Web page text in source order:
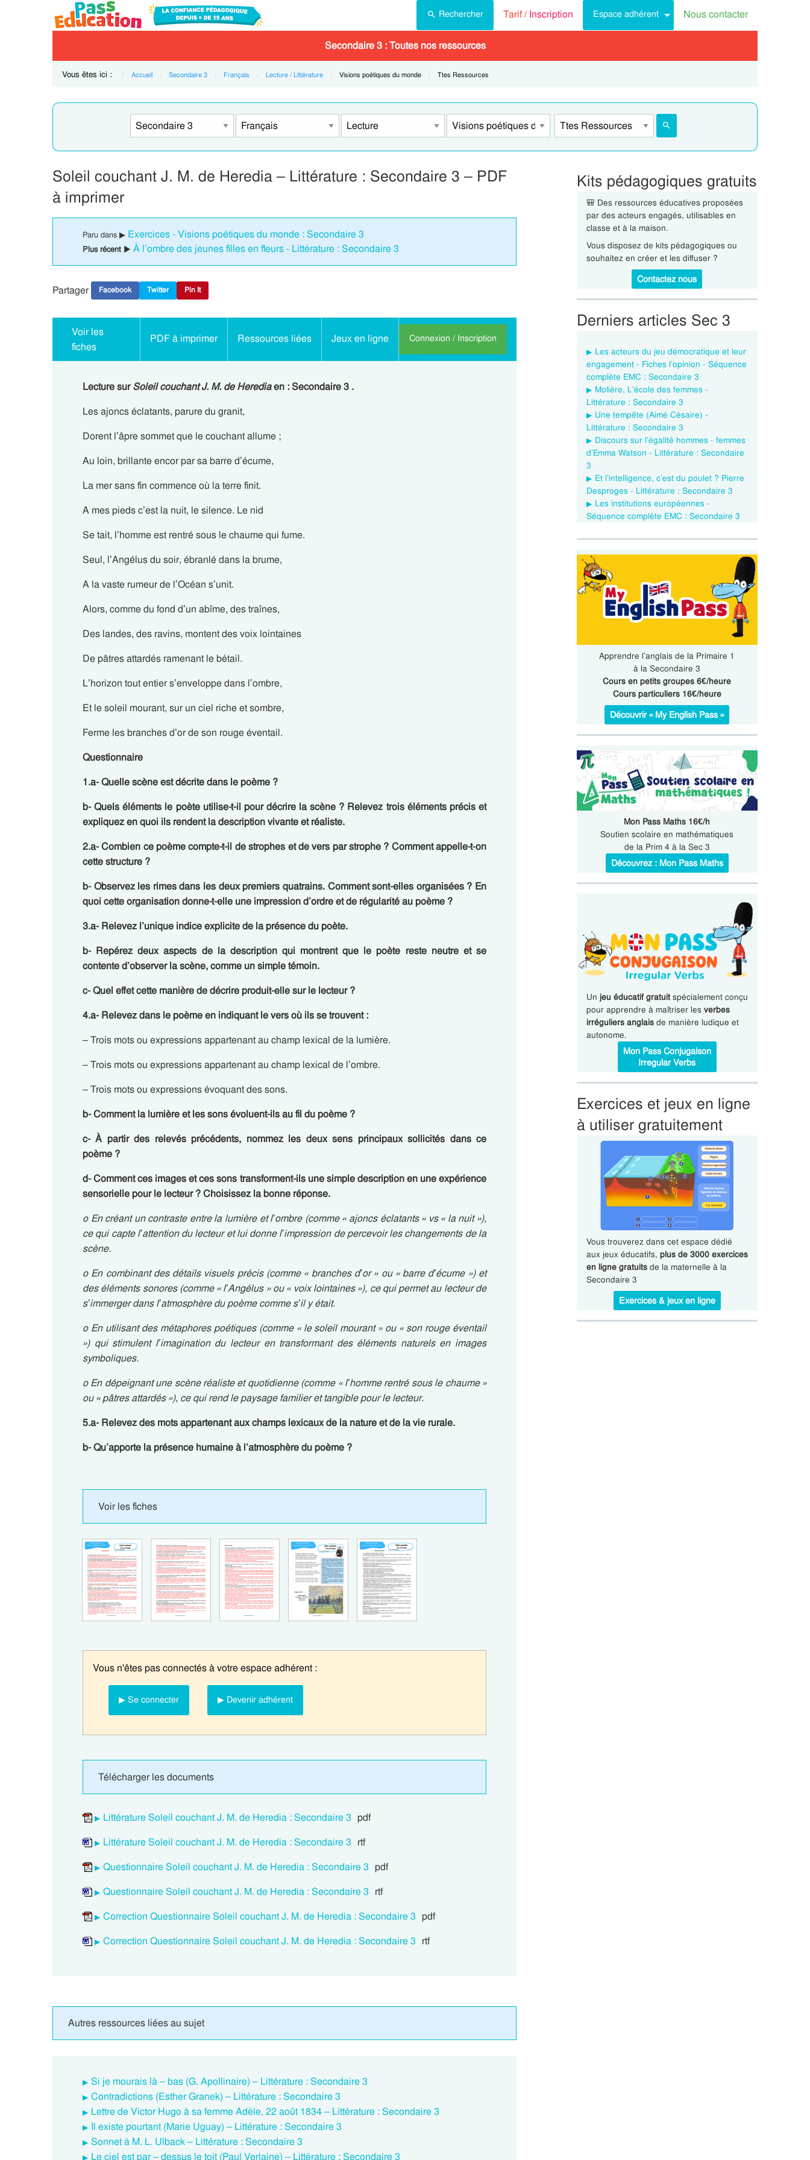
Rechercher Tarif /Inscription Espace adhérent Nous contacter
Secondaire 3 : Toutes nos ressources
Vous êtes ici : Accueil Secondaire 3 Français Lecture / Littérature Current:
Visions poétiques du monde Current:
Ttes Ressources
Soleil couchant J. M. de Heredia – Littérature : Secondaire 3 – PDF
à imprimer
Paru dans ▶ Exercices - Visions poétiques du monde : Secondaire 3
Plus récent ▶ À l’ombre des jeunes filles en fleurs - Littérature : Secondaire 3
Partager Facebook Twitter Pin It
Voir les
fiches
PDF à imprimer Ressources liées Jeux en ligne Connexion / Inscription
Lecture surSoleil couchant J. M. de Herediaen : Secondaire 3 .
Les ajoncs éclatants, parure du granit,
Dorent l’âpre sommet que le couchant allume ;
Au loin, brillante encor par sa barre d’écume,
La mer sans fin commence où la terre finit.
A mes pieds c’est la nuit, le silence. Le nid
Se tait, l’homme est rentré sous le chaume qui fume.
Seul, l’Angélus du soir, ébranlé dans la brume,
A la vaste rumeur de l’Océan s’unit.
Alors, comme du fond d’un abîme, des traînes,
Des landes, des ravins, montent des voix lointaines
De pâtres attardés ramenant le bétail.
L’horizon tout entier s’enveloppe dans l’ombre,
Et le soleil mourant, sur un ciel riche et sombre,
Ferme les branches d’or de son rouge éventail.
Questionnaire
1.a- Quelle scène est décrite dans le poème ?
b- Quels éléments le poète utilise-t-il pour décrire la scène ? Relevez trois éléments précis et
expliquez en quoi ils rendent la description vivante et réaliste.
2.a- Combien ce poème compte-t-il de strophes et de vers par strophe ? Comment appelle-t-on
cette structure ?
b- Observez les rimes dans les deux premiers quatrains. Comment sont-elles organisées ? En
quoi cette organisation donne-t-elle une impression d’ordre et de régularité au poème ?
3.a- Relevez l’unique indice explicite de la présence du poète.
b- Repérez deux aspects de la description qui montrent que le poète reste neutre et se
contente d’observer la scène, comme un simple témoin.
c- Quel effet cette manière de décrire produit-elle sur le lecteur ?
4.a- Relevez dans le poème en indiquant le vers où ils se trouvent :
– Trois mots ou expressions appartenant au champ lexical de la lumière.
– Trois mots ou expressions appartenant au champ lexical de l’ombre.
– Trois mots ou expressions évoquant des sons.
b- Comment la lumière et les sons évoluent-ils au fil du poème ?
c- À partir des relevés précédents, nommez les deux sens principaux sollicités dans ce
poème ?
d- Comment ces images et ces sons transforment-ils une simple description en une expérience
sensorielle pour le lecteur ? Choisissez la bonne réponse.
o En créant un contraste entre la lumière et l’ombre (comme « ajoncs éclatants » vs « la nuit »),
ce qui capte l’attention du lecteur et lui donne l’impression de percevoir les changements de la
scène.
o En combinant des détails visuels précis (comme « branches d’or » ou « barre d’écume ») et
des éléments sonores (comme « l’Angélus » ou « voix lointaines »), ce qui permet au lecteur de
s’immerger dans l’atmosphère du poème comme s’il y était.
o En utilisant des métaphores poétiques (comme « le soleil mourant » ou « son rouge éventail
») qui stimulent l’imagination du lecteur en transformant des éléments naturels en images
symboliques.
o En dépeignant une scène réaliste et quotidienne (comme « l’homme rentré sous le chaume »
ou « pâtres attardés »), ce qui rend le paysage familier et tangible pour le lecteur.
5.a- Relevez des mots appartenant aux champs lexicaux de la nature et de la vie rurale.
b- Qu’apporte la présence humaine à l’atmosphère du poème ?
Voir les fiches
Vous n'êtes pas connectés à votre espace adhérent :
▶ Se connecter ▶ Devenir adhérent
Télécharger les documents
Littérature Soleil couchant J. M. de Heredia : Secondaire 3 pdf
Littérature Soleil couchant J. M. de Heredia : Secondaire 3 rtf
Questionnaire Soleil couchant J. M. de Heredia : Secondaire 3 pdf
Questionnaire Soleil couchant J. M. de Heredia : Secondaire 3 rtf
Correction Questionnaire Soleil couchant J. M. de Heredia : Secondaire 3 pdf
Correction Questionnaire Soleil couchant J. M. de Heredia : Secondaire 3 rtf
Autres ressources liées au sujet
Si je mourais là – bas (G. Apollinaire) – Littérature : Secondaire 3
Contradictions (Esther Granek) – Littérature : Secondaire 3
Lettre de Victor Hugo à sa femme Adèle, 22 août 1834 – Littérature : Secondaire 3
Il existe pourtant (Marie Uguay) – Littérature : Secondaire 3
Sonnet à M. L. Ulback – Littérature : Secondaire 3
Le ciel est par – dessus le toit (Paul Verlaine) – Littérature : Secondaire 3
Kits pédagogiques gratuits
🎒 Des ressources éducatives proposées
par des acteurs engagés, utilisables en
classe et à la maison.
Vous disposez de kits pédagogiques ou
souhaitez en créer et les diffuser ?
Contactez nous
Derniers articles Sec 3
Les acteurs du jeu démocratique et leur
engagement - Fiches l’opinion - Séquence
complète EMC : Secondaire 3
Molière, L’école des femmes -
Littérature : Secondaire 3
Une tempête (Aimé Césaire) -
Littérature : Secondaire 3
Discours sur l’égalité hommes - femmes
d’Emma Watson - Littérature : Secondaire
3
Et l’intelligence, c’est du poulet ? Pierre
Desproges - Littérature : Secondaire 3
Les institutions européennes -
Séquence complète EMC : Secondaire 3
Apprendre l’anglais de la Primaire 1
à la Secondaire 3
Cours en petits groupes 6€/heure
Cours particuliers 16€/heure
Découvrir « My English Pass »
Mon Pass Maths 16€/h
Soutien scolaire en mathématiques
de la Prim 4 à la Sec 3
Découvrez : Mon Pass Maths
Un jeu éducatif gratuitspécialement conçu
pour apprendre à maîtriser les verbes
irréguliers anglaisde manière ludique et
autonome.
Mon Pass Conjugaison
Irregular Verbs
Exercices et jeux en ligne
à utiliser gratuitement
Vous trouverez dans cet espace dédié
aux jeux éducatifs, plus de 3000 exercices
en ligne gratuitsde la maternelle à la
Secondaire 3
Exercices & jeux en ligne